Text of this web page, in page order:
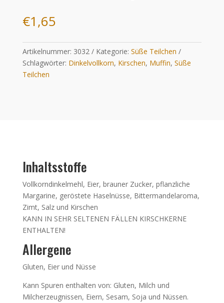
€1,65
Artikelnummer: 3032 Kategorie: Süße Teilchen
Schlagwörter: Dinkelvollkorn, Kirschen, Muffin, Süße
Teilchen
Inhaltsstoffe
Vollkorndinkelmehl, Eier, brauner Zucker, pflanzliche
Margarine, geröstete Haselnüsse, Bittermandelaroma,
Zimt, Salz und Kirschen
KANN IN SEHR SELTENEN FÄLLEN KIRSCHKERNE
ENTHALTEN!
Allergene
Gluten, Eier und Nüsse
Kann Spuren enthalten von: Gluten, Milch und
Milcherzeugnissen, Eiern, Sesam, Soja und Nüssen.